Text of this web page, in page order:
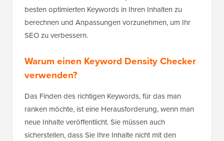
besten optimierten Keywords in Ihren Inhalten zu
berechnen und Anpassungen vorzunehmen, um Ihr
SEO zu verbessern.
Warum einen Keyword Density Checker
verwenden?
Das Finden des richtigen Keywords, für das man
ranken möchte, ist eine Herausforderung, wenn man
neue Inhalte veröffentlicht. Sie müssen auch
sicherstellen, dass Sie Ihre Inhalte nicht mit den